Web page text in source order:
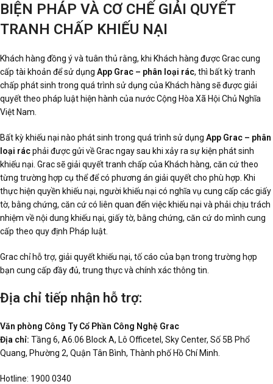
BIỆN PHÁP VÀ CƠ CHẾ GIẢI QUYẾT
TRANH CHẤP KHIẾU NẠI
Khách hàng đồng ý và tuân thủ rằng, khi Khách hàng được Grac cung
cấp tài khoản để sử dụng App Grac – phân loại rác, thì bất kỳ tranh
chấp phát sinh trong quá trình sử dụng của Khách hàng sẽ được giải
quyết theo pháp luật hiện hành của nước Cộng Hòa Xã Hội Chủ Nghĩa
Việt Nam.
Bất kỳ khiếu nại nào phát sinh trong quá trình sử dụng App Grac – phân
loại rácphải được gửi về Grac ngay sau khi xảy ra sự kiện phát sinh
khiếu nại. Grac sẽ giải quyết tranh chấp của Khách hàng, căn cứ theo
từng trường hợp cụ thể để có phương án giải quyết cho phù hợp. Khi
thực hiện quyền khiếu nại, người khiếu nại có nghĩa vụ cung cấp các giấy
tờ, bằng chứng, căn cứ có liên quan đến việc khiếu nại và phải chịu trách
nhiệm về nội dung khiếu nại, giấy tờ, bằng chứng, căn cứ do mình cung
cấp theo quy định Pháp luật.
Grac chỉ hỗ trợ, giải quyết khiếu nại, tố cáo của bạn trong trường hợp
bạn cung cấp đầy đủ, trung thực và chính xác thông tin.
Địa chỉ tiếp nhận hỗ trợ:
Văn phòng Công Ty Cổ Phần Công Nghệ Grac
Địa chỉ: Tầng 6, A6.06 Block A, Lô Officetel, Sky Center, Số 5B Phổ
Quang, Phường 2, Quận Tân Bình, Thành phố Hồ Chí Minh.
Hotline: 1900 0340